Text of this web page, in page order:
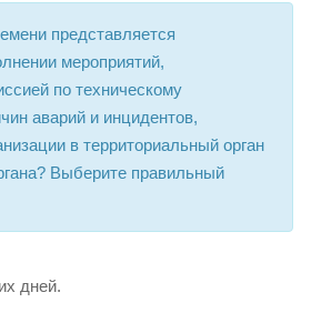
представляется
мероприятий,
по техническому
аварий и инцидентов,
в территориальный орган
Выберите правильный
дней.